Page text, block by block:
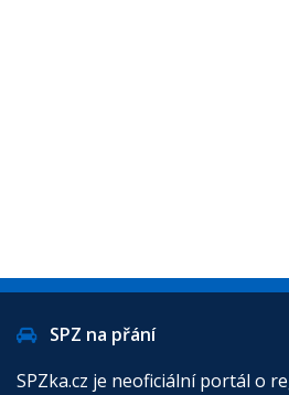
SPZ na přání
SPZka.cz je neoficiální portál o